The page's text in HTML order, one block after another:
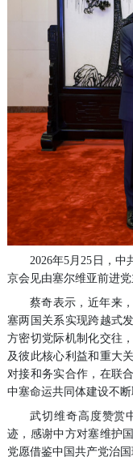
2026年5月25日，
京会见由塞尔维亚前进
蔡奇表示，近年来
塞两国关系实现跨越式
方密切党际机制化交往
及彼此核心利益和重大
对接和务实合作，在联
中塞命运共同体建设不断
武切维奇高度赞赏
迹，感谢中方对塞维护
党愿借鉴中国共产党治